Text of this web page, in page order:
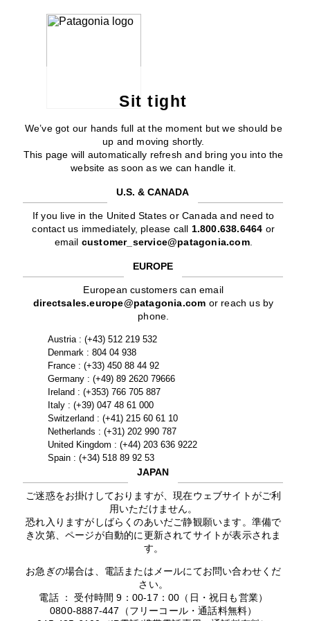
Sit tight
We’ve got our hands full at the moment but we should be
up and moving shortly.
This page will automatically refresh and bring you into the
website as soon as we can handle it.
U.S. & CANADA
If you live in the United States or Canada and need to
contact us immediately, please call 1.800.638.6464 or
email customer_service@patagonia.com.
EUROPE
European customers can email
directsales.europe@patagonia.com or reach us by
phone.
Austria : (+43) 512 219 532
Denmark : 804 04 938
France : (+33) 450 88 44 92
Germany : (+49) 89 2620 79666
Ireland : (+353) 766 705 887
Italy : (+39) 047 48 61 000
Switzerland : (+41) 215 60 61 10
Netherlands : (+31) 202 990 787
United Kingdom : (+44) 203 636 9222
Spain : (+34) 518 89 92 53
JAPAN
ご迷惑をお掛けしておりますが、現在ウェブサイトがご利
用いただけません。
恐れ入りますがしばらくのあいだご静観願います。準備で
き次第、ページが自動的に更新されてサイトが表示されま
す。
お急ぎの場合は、電話またはメールにてお問い合わせくだ
さい。
電話 ： 受付時間 9：00-17：00（日・祝日も営業）
0800-8887-447（フリーコール・通話料無料）